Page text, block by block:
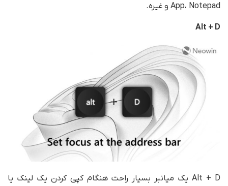
App، Notepad و غیره.
Alt + D
Alt + D یک میانبر بسیار راحت هنگام کپی کردن یک لینک یا